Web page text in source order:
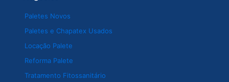
Paletes Novos
Paletes e Chapatex Usados
Locação Palete
Reforma Palete
Tratamento Fitossanitário